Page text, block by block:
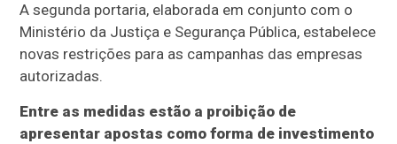
A segunda portaria, elaborada em conjunto com o
Ministério da Justiça e Segurança Pública, estabelece
novas restrições para as campanhas das empresas
autorizadas.
Entre as medidas estão a proibição de
apresentar apostas como forma de investimento